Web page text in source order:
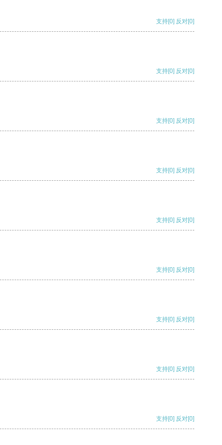
支持[0] 反对[0]
支持[0] 反对[0]
支持[0] 反对[0]
支持[0] 反对[0]
支持[0] 反对[0]
支持[0] 反对[0]
支持[0] 反对[0]
支持[0] 反对[0]
支持[0] 反对[0]